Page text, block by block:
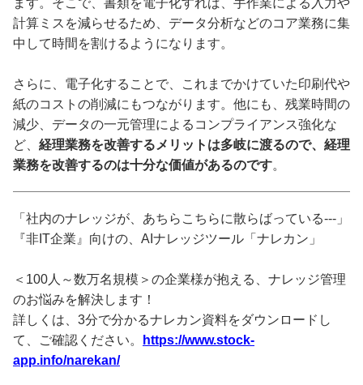
計算ミスを減らせるため、データ分析などのコア業務に集
中して時間を割けるようになります。
さらに、電子化することで、これまでかけていた印刷代や
紙のコストの削減にもつながります。他にも、残業時間の
減少、データの一元管理によるコンプライアンス強化な
ど、 経理業務を改善するメリットは多岐に渡るので、経理
業務を改善するのは十分な価値があるのです。
「社内のナレッジが、あちらこちらに散らばっている---」
『非IT企業』向けの、AIナレッジツール「ナレカン」
＜100人～数万名規模＞の企業様が抱える、ナレッジ管理
のお悩みを解決します！
詳しくは、3分で分かるナレカン資料をダウンロードし
て、ご確認ください。
https://www.stock-
app.info/narekan/